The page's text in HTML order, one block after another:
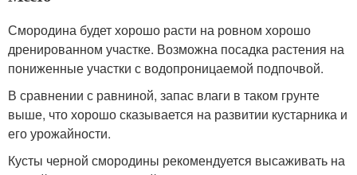
Смородина будет хорошо расти на ровном хорошо
дренированном участке. Возможна посадка растения на
пониженные участки с водопроницаемой подпочвой.
В сравнении с равниной, запас влаги в таком грунте
выше, что хорошо сказывается на развитии кустарника и
его урожайности.
Кусты черной смородины рекомендуется высаживать на